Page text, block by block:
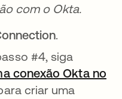
com o Okta.
.
#4, siga
conexão Okta no
em uma nova guia
criar uma